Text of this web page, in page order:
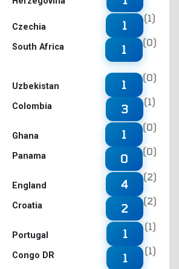
Czechia
South Africa
1
(1)
1
(0)
Uzbekistan
Colombia
1
(0)
3
(1)
Ghana
Panama
1
(0)
0
(0)
England
Croatia
4
(2)
2
(2)
Portugal
Congo DR
1
(1)
1
(1)